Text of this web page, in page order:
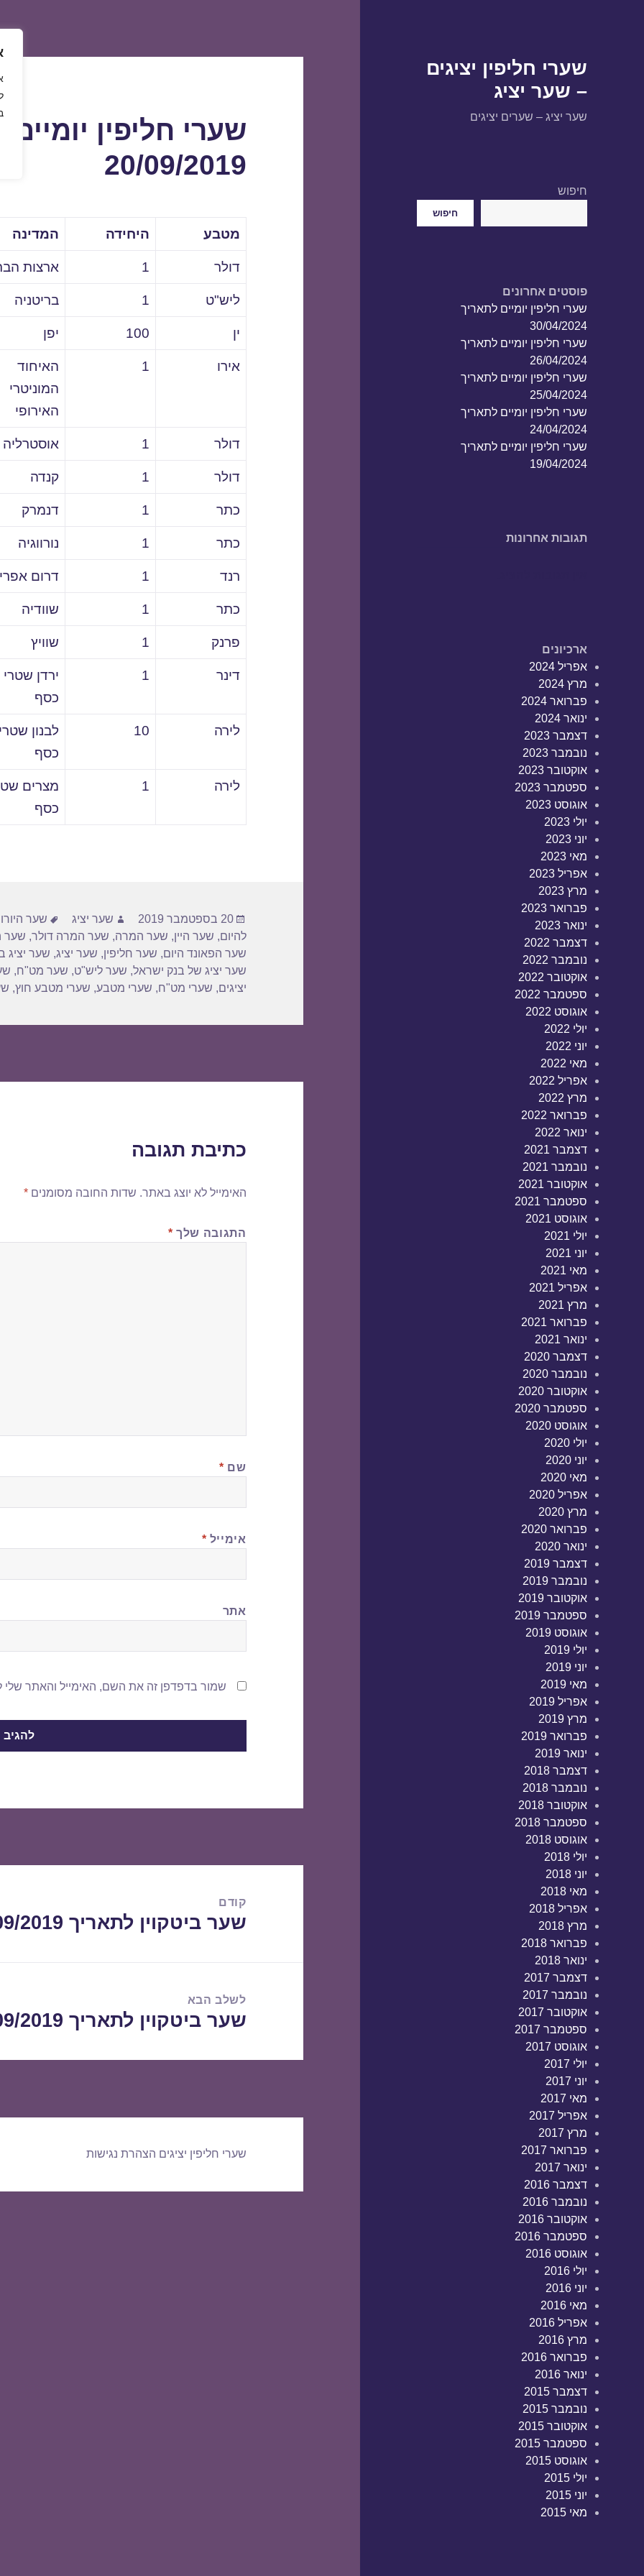
שערי חליפין יציגים
– שער יציג
שער יציג – שערים יציגים
חיפוש
חיפוש
פוסטים אחרונים
שערי חליפין יומיים לתאריך
30/04/2024
שערי חליפין יומיים לתאריך
26/04/2024
שערי חליפין יומיים לתאריך
25/04/2024
שערי חליפין יומיים לתאריך
24/04/2024
שערי חליפין יומיים לתאריך
19/04/2024
תגובות אחרונות
ארכיונים
אפריל 2024
מרץ 2024
פברואר 2024
ינואר 2024
דצמבר 2023
נובמבר 2023
אוקטובר 2023
ספטמבר 2023
אוגוסט 2023
יולי 2023
יוני 2023
מאי 2023
אפריל 2023
מרץ 2023
פברואר 2023
ינואר 2023
דצמבר 2022
נובמבר 2022
אוקטובר 2022
ספטמבר 2022
אוגוסט 2022
יולי 2022
יוני 2022
מאי 2022
אפריל 2022
מרץ 2022
פברואר 2022
ינואר 2022
דצמבר 2021
נובמבר 2021
אוקטובר 2021
ספטמבר 2021
אוגוסט 2021
יולי 2021
יוני 2021
מאי 2021
אפריל 2021
מרץ 2021
פברואר 2021
ינואר 2021
דצמבר 2020
נובמבר 2020
אוקטובר 2020
ספטמבר 2020
אוגוסט 2020
יולי 2020
יוני 2020
מאי 2020
אפריל 2020
מרץ 2020
פברואר 2020
ינואר 2020
דצמבר 2019
נובמבר 2019
אוקטובר 2019
ספטמבר 2019
אוגוסט 2019
יולי 2019
יוני 2019
מאי 2019
אפריל 2019
מרץ 2019
פברואר 2019
ינואר 2019
דצמבר 2018
נובמבר 2018
אוקטובר 2018
ספטמבר 2018
אוגוסט 2018
יולי 2018
יוני 2018
מאי 2018
אפריל 2018
מרץ 2018
פברואר 2018
ינואר 2018
דצמבר 2017
נובמבר 2017
אוקטובר 2017
ספטמבר 2017
אוגוסט 2017
יולי 2017
יוני 2017
מאי 2017
אפריל 2017
מרץ 2017
פברואר 2017
ינואר 2017
דצמבר 2016
נובמבר 2016
אוקטובר 2016
ספטמבר 2016
אוגוסט 2016
יולי 2016
יוני 2016
מאי 2016
אפריל 2016
מרץ 2016
פברואר 2016
ינואר 2016
דצמבר 2015
נובמבר 2015
אוקטובר 2015
ספטמבר 2015
אוגוסט 2015
יולי 2015
יוני 2015
מאי 2015
שערי חליפין
20/09/2019
מטבע היחידה המדינה
דולר 1 ארצות
ליש"ט 1 בריטניה
ין 100 יפן
אירו 1
האיחוד
המוניטרי
האירופי
דולר 1 אוסטרליה
דולר 1 קנדה
כתר 1 דנמרק
כתר 1 נורווגיה
רנד 1 דרום
כתר 1 שוודיה
פרנק 1 שוויץ
דינר 1
ירדן שטרי
כסף
לירה 10
לבנון
כסף
לירה 1
מצרים
כסף
פורסם
בתאריך
20 בספטמבר 2019 מחבר
שער יציג תגיות
שער
להיום, שער היין, שער המרה, שער המרה דולר, שער
שער הפאונד היום, שער חליפין, שער יציג, שער יציג
שער יציג של בנק ישראל, שער ליש"ט, שער מט"ח,
יציגים, שערי מט"ח, שערי מטבע, שערי מטבע חוץ,
כתיבת תגובה
האימייל לא יוצג באתר. שדות החובה מסומנים*
התגובה שלך *
שם *
אימייל *
אתר
שמור בדפדפן זה את השם, האימייל והאתר
קודם
הפוסט
שער ביטקוין לתאריך 20/09/2019
לשלב הבא
הפוסט
שער ביטקוין לתאריך 21/09/2019
שערי חליפין יציגים הצהרת נגישות